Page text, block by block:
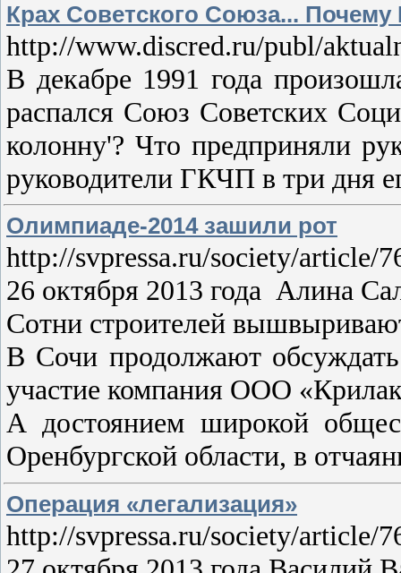
Крах Советского Союза...
http://www.discred.ru/publ/
В декабре 1991 года
распался Союз Советских
колонну'? Что предприняли
руководители ГКЧП в три дня
Олимпиаде-2014 зашили рот
http://svpressa.ru/society/article/
26 октября 2013 года Алина
Сотни строителей
В Сочи продолжают
участие компания ООО
А достоянием широкой
Оренбургской области, в
Операция «легализация»
http://svpressa.ru/society/article/